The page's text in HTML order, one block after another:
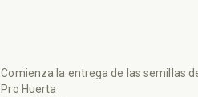
Comienza la entrega de las semillas
Pro Huerta